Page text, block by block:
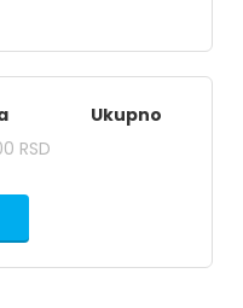
Ukupno
RSD